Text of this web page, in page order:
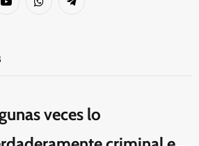
YouTubeWhatsAppTelegram
veces lo